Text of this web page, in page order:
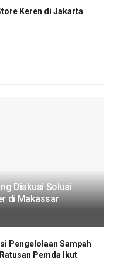
Keren di Jakarta
Diskusi Solusi
di Makassar
Pengelolaan Sampah
Pemda Ikut